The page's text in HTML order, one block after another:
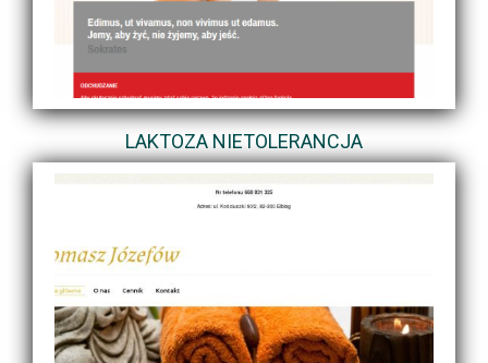
LAKTOZA NIETOLERANCJA